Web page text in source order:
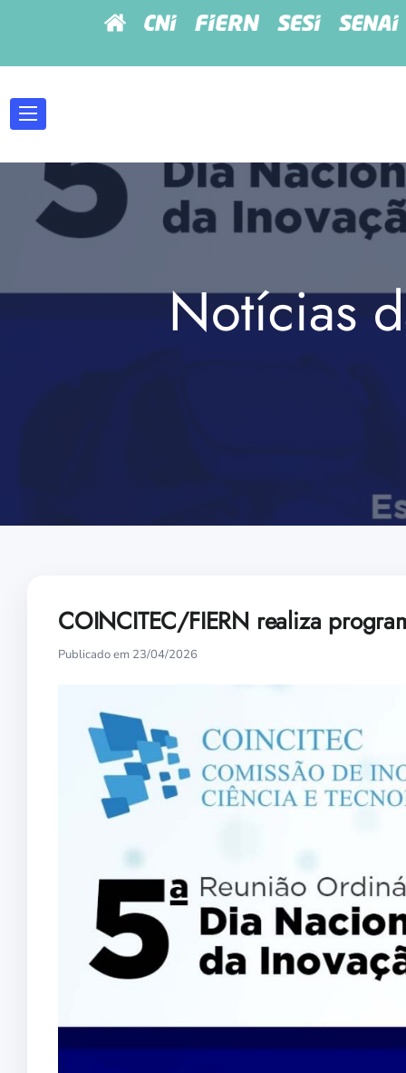
Notícias
COINCITEC/FIERN realiza
Publicado em 23/04/2026